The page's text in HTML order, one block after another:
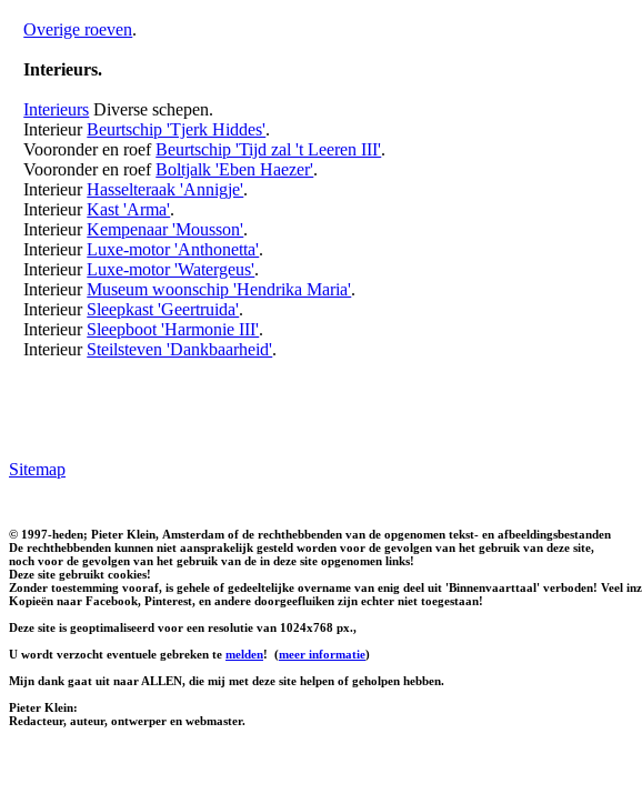
Overige roeven.
Interieurs.
Interieurs Diverse schepen.
InterieurBeurtschip 'Tjerk Hiddes'.
Vooronder en roefBeurtschip 'Tijd zal 't Leeren III'.
Vooronder en roefBoltjalk 'Eben Haezer'.
InterieurHasselteraak 'Annigje'.
InterieurKast 'Arma'.
InterieurKempenaar 'Mousson'.
InterieurLuxe-motor 'Anthonetta'.
InterieurLuxe-motor 'Watergeus'.
InterieurMuseum woonschip 'Hendrika Maria'.
Interieur Sleepkast 'Geertruida'.
Interieur Sleepboot 'Harmonie III'.
Interieur Steilsteven 'Dankbaarheid'.
Sitemap
© 1997-heden; Pieter Klein, Amsterdam of de rechthebbenden van de opgenomen tekst- en afbeeldingsbestanden
De rechthebbenden kunnen niet aansprakelijk gesteld worden voor de gevolgen van het gebruik van deze site,
noch voor de gevolgen van het gebruik van de in deze site opgenomen links!
Deze site gebruikt cookies!
Zonder toestemming vooraf, is gehele of gedeeltelijke overname van enig deel uit 'Binnenvaarttaal' verboden! Veel
Kopieën naar Facebook, Pinterest, en andere doorgeefluiken zijn echter niet toegestaan!
Deze site is geoptimaliseerd voor een resolutie van 1024x768 px.,
U wordt verzocht eventuele gebreken te melden! (meer informatie)
Mijn dank gaat uit naar ALLEN, die mij met deze site helpen of geholpen hebben.
Pieter Klein:
Redacteur, auteur, ontwerper en webmaster.